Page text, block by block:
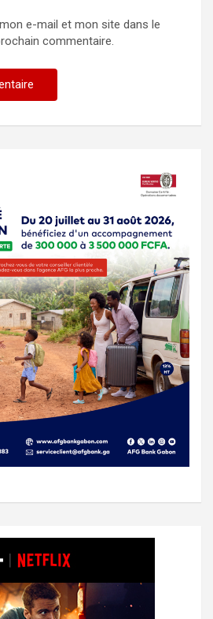
e-mail et mon site dans le
commentaire.